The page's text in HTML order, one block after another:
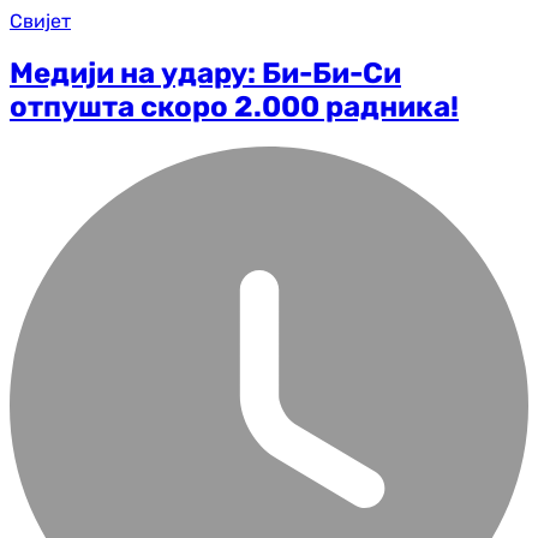
Свијет
Медији на удару: Би-Би-Си
отпушта скоро 2.000 радника!